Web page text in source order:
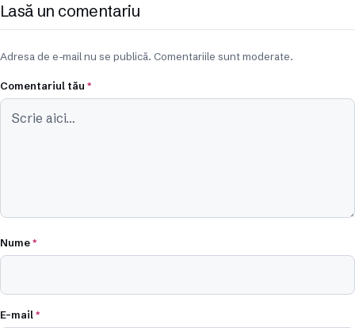
Lasă un comentariu
Adresa de e-mail nu se publică. Comentariile sunt moderate.
Comentariul tău *
Nume*
E-mail*